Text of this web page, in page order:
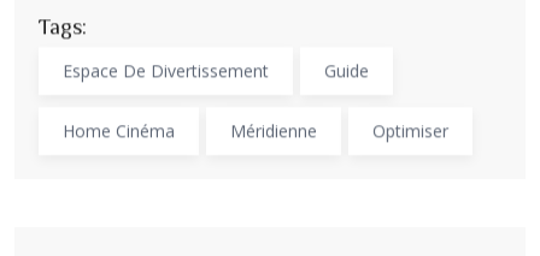
Tags:
Espace De Divertissement Guide
Home Cinéma Méridienne Optimiser